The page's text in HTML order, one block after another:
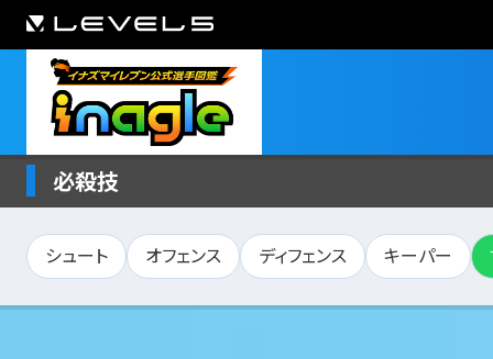
必殺技
シュート オフェンス ディフェンス キーパー